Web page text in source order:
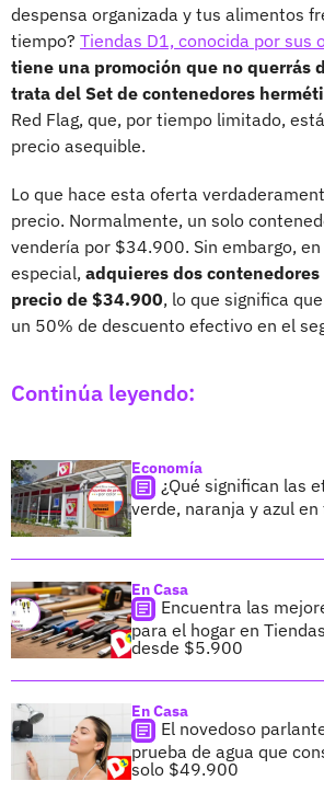
despensa organizada y tus alimentos
tiempo? Tiendas D1, conocida por sus
tiene una promoción que no querrás
trata del Set de contenedores
Red Flag, que, por tiempo limitado,
precio asequible.
Lo que hace esta oferta
precio. Normalmente, un solo
vendería por $34.900. Sin embargo,
especial, adquieres dos contenedores
precio de $34.900, lo que significa
un 50% de descuento efectivo en el
Continúa leyendo:
Economía
¿Qué significan las
verde, naranja y azul
En Casa
Encuentra las
para el hogar en
desde $5.900
En Casa
El novedoso
prueba de agua que
solo $49.900